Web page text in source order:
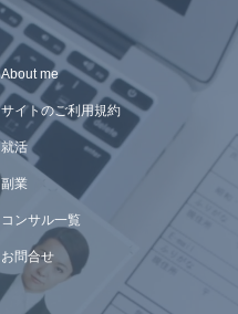
About me
サイトのご利用規約
就活
副業
コンサル一覧
お問合せ